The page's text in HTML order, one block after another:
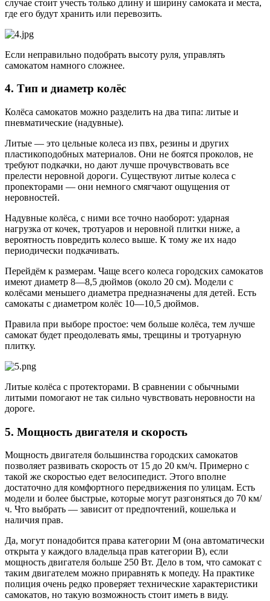
случае стоит учесть только длину и ширину самоката и места,
где его будут хранить или перевозить.
Если неправильно подобрать высоту руля, управлять
самокатом намного сложнее.
4. Тип и диаметр колёс
Колёса самокатов можно разделить на два типа: литые и
пневматические (надувные).
Литые — это цельные колеса из пвх, резины и других
пластикоподобных материалов. Они не боятся проколов, не
требуют подкачки, но дают лучше прочувствовать все
прелести неровной дороги. Существуют литые колеса с
проnекторами — они немного смягчают ощущения от
неровностей.
Надувные колёса, с ними все точно наоборот: ударная
нагрузка от кочек, тротуаров и неровной плитки ниже, а
вероятность повредить колесо выше. К тому же их надо
периодически подкачивать.
Перейдём к размерам. Чаще всего колеса городских самокатов
имеют диаметр 8—8,5 дюймов (около 20 см). Модели с
колёсами меньшего диаметра предназначены для детей. Есть
самокаты с диаметром колёс 10—10,5 дюймов.
Правила при выборе простое: чем больше колёса, тем лучше
самокат будет преодолевать ямы, трещины и тротуарную
плитку.
Литые колёса с протекторами. В сравнении с обычными
литыми помогают не так сильно чувствовать неровности на
дороге.
5. Мощность двигателя и скорость
Мощность двигателя большинства городских самокатов
позволяет развивать скорость от 15 до 20 км/ч. Примерно с
такой же скоростью едет велосипедист. Этого вполне
достаточно для комфортного передвижения по улицам. Есть
модели и более быстрые, которые могут разгоняться до 70 км/
ч. Что выбрать — зависит от предпочтений, кошелька и
наличия прав.
Да, могут понадобится права категории М (она автоматически
открыта у каждого владельца прав категории B), если
мощность двигателя больше 250 Вт. Дело в том, что самокат с
таким двигателем можно приравнять к мопеду. На практике
полиция очень редко проверяет технические характеристики
самокатов, но такую возможность стоит иметь в виду.